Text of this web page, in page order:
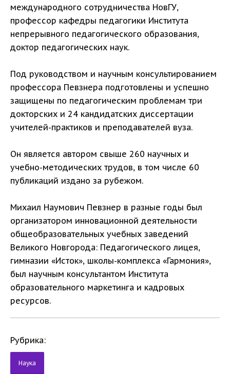
международного сотрудничества НовГУ,
профессор кафедры педагогики Института
непрерывного педагогического образования,
доктор педагогических наук.
Под руководством и научным консультированием
профессора Певзнера подготовлены и успешно
защищены по педагогическим проблемам три
докторских и 24 кандидатских диссертации
учителей-практиков и преподавателей вуза.
Он является автором свыше 260 научных и
учебно-методических трудов, в том числе 60
публикаций издано за рубежом.
Михаил Наумович Певзнер в разные годы был
организатором инновационной деятельности
общеобразовательных учебных заведений
Великого Новгорода: Педагогического лицея,
гимназии «Исток», школы-комплекса «Гармония»,
был научным консультантом Института
образовательного маркетинга и кадровых
ресурсов.
Рубрика:
Наука